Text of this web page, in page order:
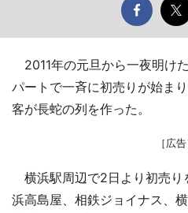
2011年の元旦から一夜明け
パートで一斉に初売りが始ま
客が長蛇の列を作った。
［広告
横浜駅周辺で2日より初売り
浜高島屋、相鉄ジョイナス、